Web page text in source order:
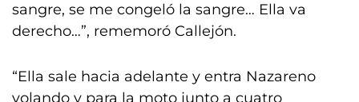
sangre, se me congeló la sangre… Ella va
derecho…”, rememoró Callejón.
“Ella sale hacia adelante y entra Nazareno
volando y para la moto junto a cuatro